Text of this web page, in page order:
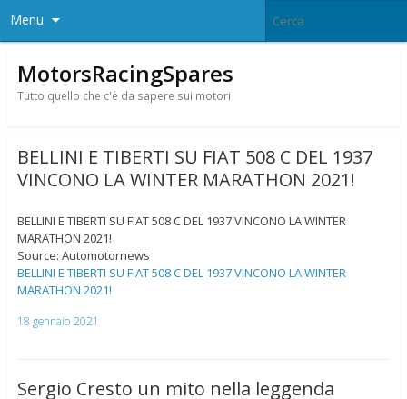
Menu
MotorsRacingSpares
Tutto quello che c'è da sapere sui motori
BELLINI E TIBERTI SU FIAT 508 C DEL 1937
VINCONO LA WINTER MARATHON 2021!
BELLINI E TIBERTI SU FIAT 508 C DEL 1937 VINCONO LA WINTER
MARATHON 2021!
Source: Automotornews
BELLINI E TIBERTI SU FIAT 508 C DEL 1937 VINCONO LA WINTER
MARATHON 2021!
18 gennaio 2021
Sergio Cresto un mito nella leggenda